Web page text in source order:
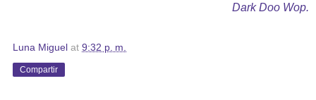
Dark Doo Wop.
Luna Miguel at 9:32 p. m.
Compartir